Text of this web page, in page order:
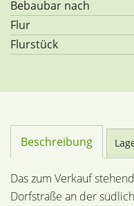
Bebaubar nach
Flur
Flurstück
Beschreibung
Das zum Verkauf
Dorfstraße an der